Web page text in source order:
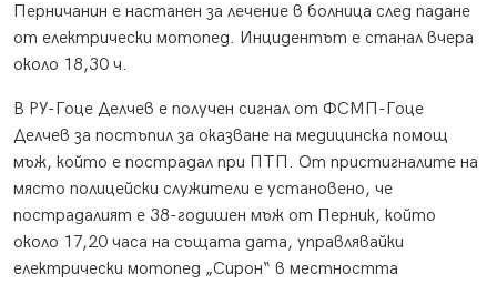
Перничанин е настанен за лечение в болница след падане
от електрически мотопед. Инцидентът е станал вчера
около 18,30 ч.
В РУ-Гоце Делчев е получен сигнал от ФСМП-Гоце
Делчев за постъпил за оказване на медицинска помощ
мъж, който е пострадал при ПТП. От пристигналите на
място полицейски служители е установено, че
пострадалият е 38-годишен мъж от Перник, който
около 17,20 часа на същата дата, управлявайки
електрически мотопед „Сирон“ в местността